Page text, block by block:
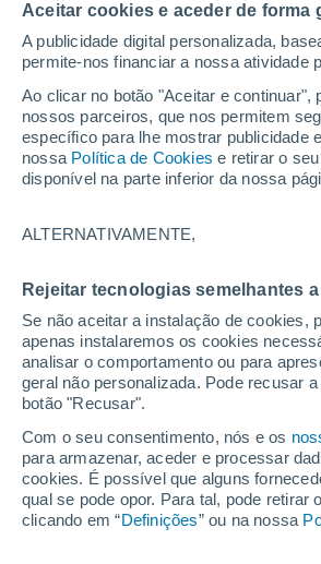
Aceitar cookies e aceder de forma
A publicidade digital personalizada,
permite-nos financiar a nossa atividade
Ao clicar no botão "Aceitar e
nossos parceiros, que nos permitem
específico para lhe mostrar publicidade
nossa Política de Cookies e retirar o
disponível na parte inferior da nossa
ALTERNATIVAMENTE,
Rejeitar tecnologias semelhantes
Se não aceitar a instalação de cookies,
apenas instalaremos os cookies
analisar o comportamento ou para
geral não personalizada. Pode recusar
botão "Recusar".
Com o seu consentimento, nós e os
para armazenar, aceder e processar
cookies. É possível que alguns
qual se pode opor. Para tal, pode
clicando em “Definições” ou na nossa
Início Vídeos O céu sobre